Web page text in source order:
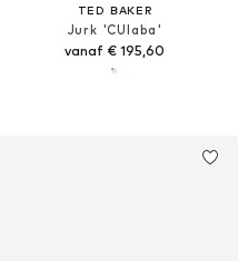
TED BAKER
Jurk 'CUIaba'
vanaf € 195,60